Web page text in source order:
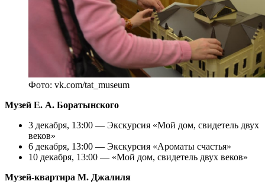
Фото: vk.com/tat_museum
Музей Е. А. Боратынского
3 декабря, 13:00 — Экскурсия «Мой дом, свидетель двух
веков»
6 декабря, 13:00 — Экскурсия «Ароматы счастья»
10 декабря, 13:00 — «Мой дом, свидетель двух веков»
Музей-квартира М. Джалиля